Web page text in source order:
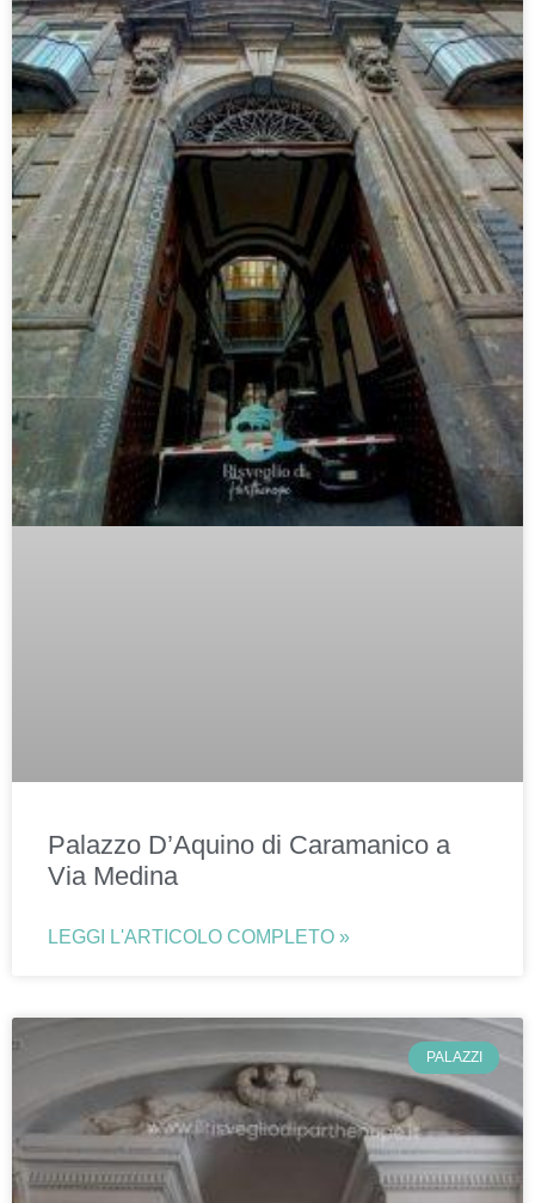
Palazzo D’Aquino di Caramanico a
Via Medina
LEGGI L'ARTICOLO COMPLETO »
PALAZZI